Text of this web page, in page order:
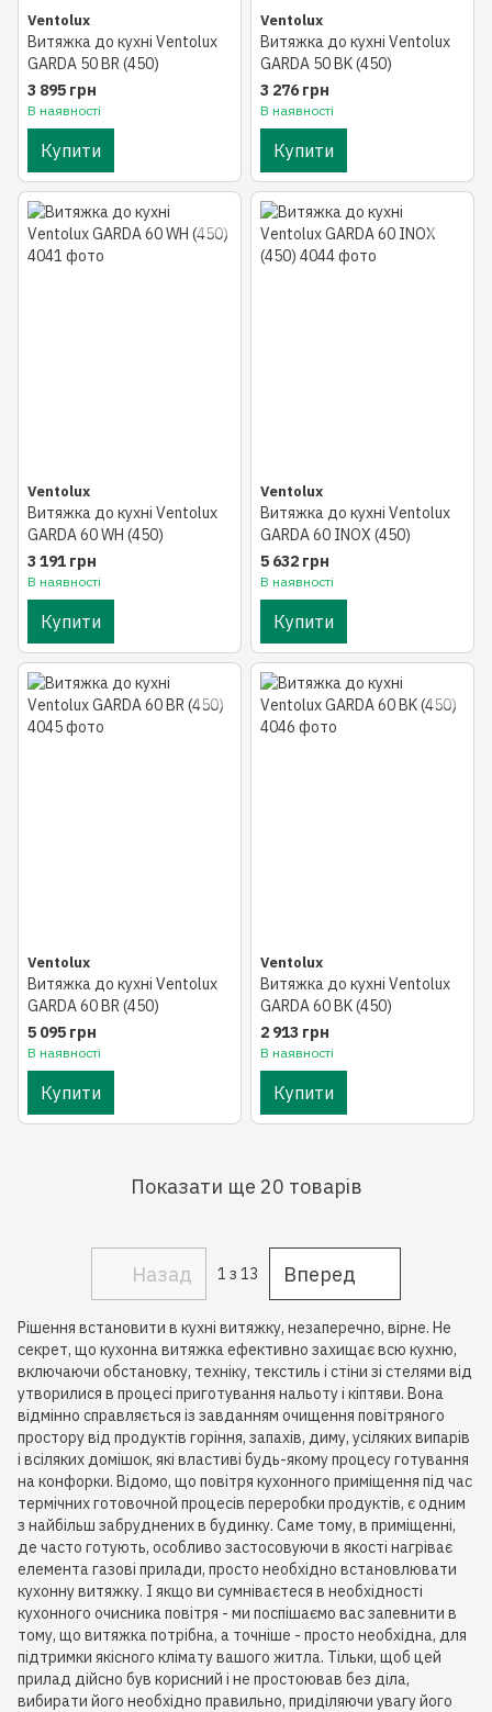
Ventolux
Витяжка до кухні Ventolux
GARDA 50 BR (450)
3 895 грн
В наявності
Купити
Ventolux
Витяжка до кухні Ventolux
GARDA 50 BK (450)
3 276 грн
В наявності
Купити
Ventolux
Витяжка до кухні Ventolux
GARDA 60 WH (450)
3 191 грн
В наявності
Купити
Ventolux
Витяжка до кухні Ventolux
GARDA 60 INOX (450)
5 632 грн
В наявності
Купити
Ventolux
Витяжка до кухні Ventolux
GARDA 60 BR (450)
5 095 грн
В наявності
Купити
Ventolux
Витяжка до кухні Ventolux
GARDA 60 BK (450)
2 913 грн
В наявності
Купити
Показати ще 20 товарів
Назад 1 з 13 Вперед
Рішення встановити в кухні витяжку, незаперечно, вірне. Не
секрет, що кухонна витяжка ефективно захищає всю кухню,
включаючи обстановку, техніку, текстиль і стіни зі стелями від
утворилися в процесі приготування нальоту і кіптяви. Вона
відмінно справляється із завданням очищення повітряного
простору від продуктів горіння, запахів, диму, усіляких випарів
і всіляких домішок, які властиві будь-якому процесу готування
на конфорки. Відомо, що повітря кухонного приміщення під час
термічних готовочной процесів переробки продуктів, є одним
з найбільш забруднених в будинку. Саме тому, в приміщенні,
де часто готують, особливо застосовуючи в якості нагріває
елемента газові прилади, просто необхідно встановлювати
кухонну витяжку. І якщо ви сумніваєтеся в необхідності
кухонного очисника повітря - ми поспішаємо вас запевнити в
тому, що витяжка потрібна, а точніше - просто необхідна, для
підтримки якісного клімату вашого житла. Тільки, щоб цей
прилад дійсно був корисний і не простоював без діла,
вибирати його необхідно правильно, приділяючи увагу його